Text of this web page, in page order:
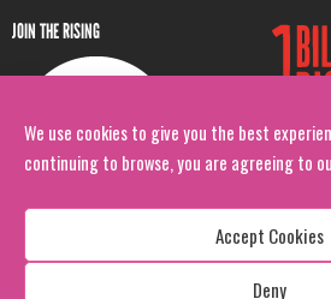
We use cookies to give you the best
continuing to browse, you are agreeing to
Accept Cookies
Deny
JOIN THE RISING